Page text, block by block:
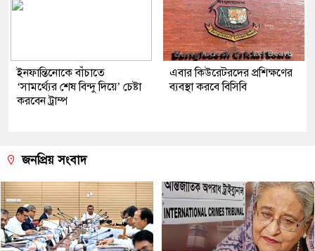
ইনফান্তিনোকে বাঁচাতে
‘সামর্থ্যের শেষ বিন্দু দিয়ে’ চেষ্টা
করবেন ট্রাম্প
এবার কিউরেটরদের প্রশিক্ষণের
ব্যবস্থা করবে বিসিবি
জনপ্রিয় সংবাদ